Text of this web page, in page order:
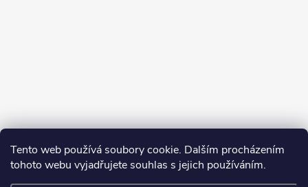
Tento web používá soubory cookie. Dalším procházením
tohoto webu vyjadřujete souhlas s jejich používáním.
Sledovat na Instagramu